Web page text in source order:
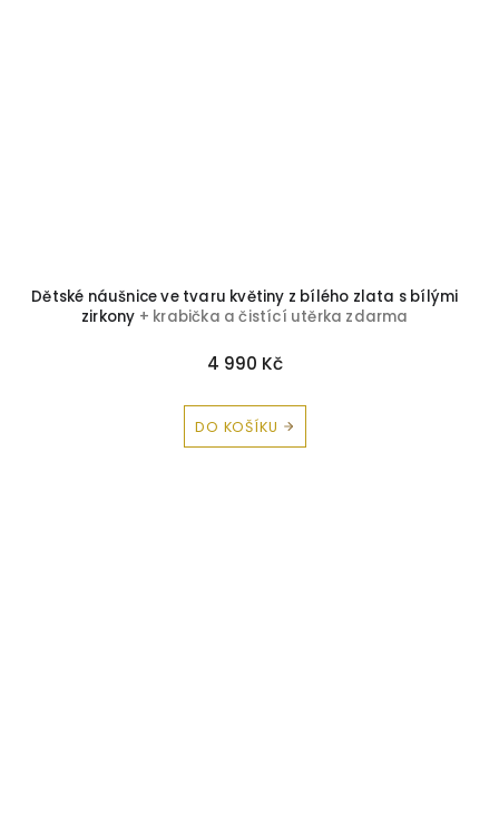
Dětské náušnice ve tvaru květiny z bílého zlata s bílými
zirkony + krabička a čistící utěrka zdarma
4 990 Kč
DO KOŠÍKU